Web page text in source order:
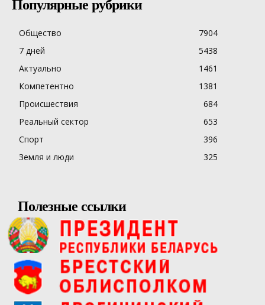
Популярные рубрики
Общество
7904
7 дней
5438
Актуально
1461
Компетентно
1381
Происшествия
684
Реальный сектор
653
Спорт
396
Земля и люди
325
Полезные ссылки